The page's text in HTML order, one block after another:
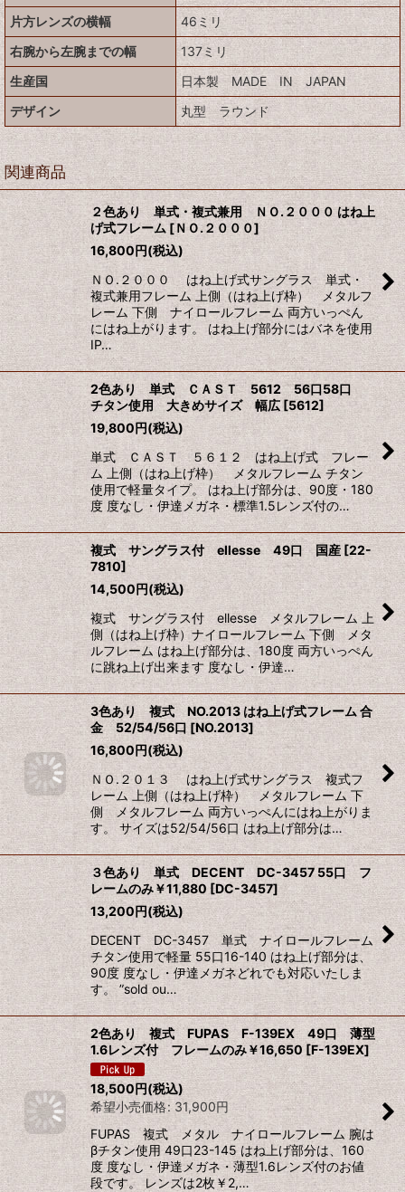
片方レンズの横幅
46ミリ
右腕から左腕までの幅
137ミリ
生産国
日本製 MADE IN JAPAN
デザイン
丸型 ラウンド
関連商品
２色あり 単式・複式兼用 ＮＯ.２０００ はね上
げ式フレーム [ＮＯ.２０００]
16,800円(税込)
ＮＯ.２０００ はね上げ式サングラス 単式・
複式兼用フレーム 上側（はね上げ枠） メタルフ
レーム 下側 ナイロールフレーム 両方いっぺん
にはね上がります。 はね上げ部分にはバネを使用
IP…
2色あり 単式 ＣＡＳＴ 5612 56口58口
チタン使用 大きめサイズ 幅広 [5612]
19,800円(税込)
単式 ＣＡＳＴ ５６１２ はね上げ式 フレー
ム 上側（はね上げ枠） メタルフレーム チタン
使用で軽量タイプ。 はね上げ部分は、90度・180
度 度なし・伊達メガネ・標準1.5レンズ付の…
複式 サングラス付 ellesse 49口 国産 [22-
7810]
14,500円(税込)
複式 サングラス付 ellesse メタルフレーム 上
側（はね上げ枠）ナイロールフレーム 下側 メタ
ルフレーム はね上げ部分は、180度 両方いっぺん
に跳ね上げ出来ます 度なし・伊達…
3色あり 複式 NO.2013 はね上げ式フレーム 合
金 52/54/56口 [NO.2013]
16,800円(税込)
ＮＯ.２０１３ はね上げ式サングラス 複式フ
レーム 上側（はね上げ枠） メタルフレーム 下
側 メタルフレーム 両方いっぺんにはね上がりま
す。 サイズは52/54/56口 はね上げ部分は…
３色あり 単式 DECENT DC-3457 55口 フ
レームのみ￥11,880[DC-3457]
13,200円(税込)
DECENT DC-3457 単式 ナイロールフレーム
チタン使用で軽量 55口16-140 はね上げ部分は、
90度 度なし・伊達メガネどれでも対応いたしま
す。 ”sold ou…
2色あり 複式 FUPAS F-139EX 49口 薄型
1.6レンズ付 フレームのみ￥16,650 [F-139EX]
18,500円(税込)
希望小売価格: 31,900円
FUPAS 複式 メタル ナイロールフレーム 腕は
βチタン使用 49口23-145 はね上げ部分は、160
度 度なし・伊達メガネ・薄型1.6レンズ付のお値
段です。 レンズは2枚￥2,…